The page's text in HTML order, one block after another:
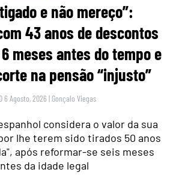
e não mereço”:
43 anos de descontos
meses antes do tempo e
na pensão “injusto”
6 Agosto, 2026 | Gonçalo Viegas
considera o valor da sua
lhe terem sido tirados 50 anos
após reformar-se seis meses
da idade legal